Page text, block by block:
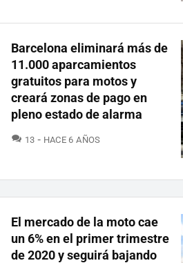
Barcelona eliminará más de
11.000 aparcamientos
gratuitos para motos y
creará zonas de pago en
pleno estado de alarma
13 COMENTARIOS
HACE 6 AÑOS
El mercado de la moto cae
un 6% en el primer trimestre
de 2020 y seguirá bajando